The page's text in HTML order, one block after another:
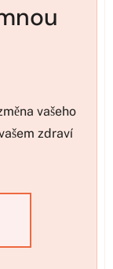
vašeho
zdraví